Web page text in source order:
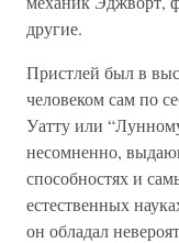
другие.
Пристлей был в
человеком сам по
Уатту или
несомненно,
способностях и
естественных
он обладал